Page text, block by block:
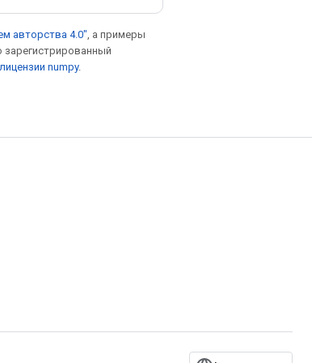
авторства 4.0" , а примеры
зарегистрированный
лицензии numpy.